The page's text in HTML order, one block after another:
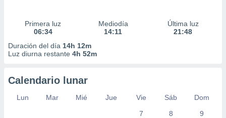
Primera luz
06:34
Mediodía
14:11
Última luz
21:48
Duración del día 14h 12m
Luz diurna restante 4h 52m
Calendario lunar
Lun Mar Mié Jue Vie Sáb
Dom
7
8 9